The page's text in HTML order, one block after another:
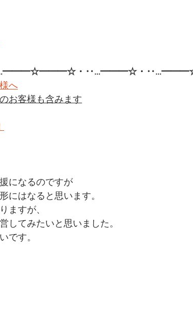
・‥…━━━☆・
へ
お客様も含みます
になるのですが
にはなると思います。
ますが、
してみたいと思いました。
です。